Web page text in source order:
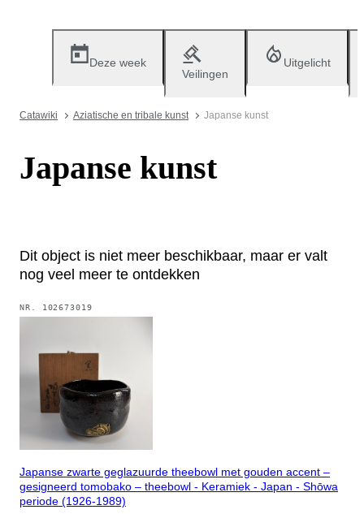
Deze week
Veilingen
Uitgelicht
Catawiki Aziatische en tribale kunst Japanse kunst
Japanse kunst
Dit object is niet meer beschikbaar, maar er valt
nog veel meer te ontdekken
NR. 102673019
Japanse zwarte geglazuurde theebowl met gouden accent –
gesigneerd tomobako – theebowl - Keramiek - Japan - Shōwa
periode (1926-1989)